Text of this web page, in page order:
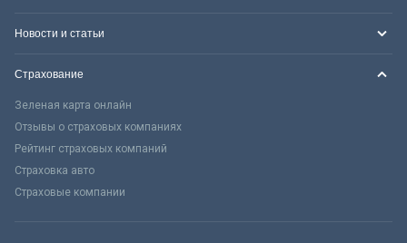
Новости и статьи
Страхование
Зеленая карта онлайн
Отзывы о страховых компаниях
Рейтинг страховых компаний
Страховка авто
Страховые компании